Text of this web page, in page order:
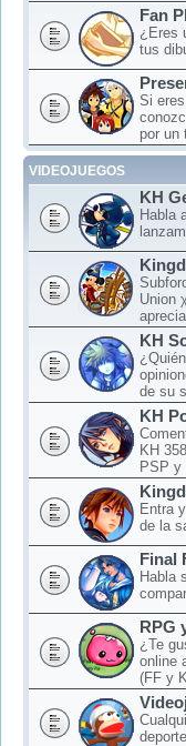
Fan
¿Eres
tus
Si
por un
VIDEOJUEGOS
KH
Habla
Union
KH
de su
KH
KH
PSP y
Entra
de la
Final
Habla
RPG
¿Te
online
(FF y